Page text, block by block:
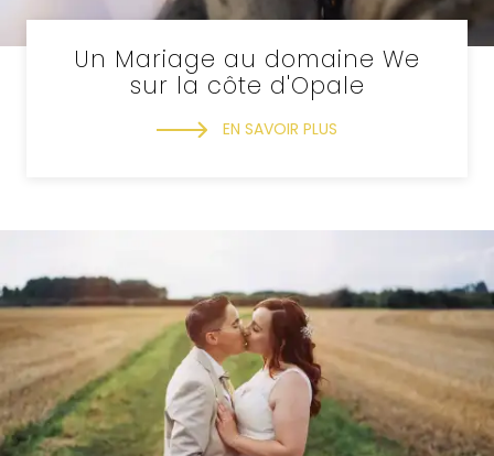
Un Mariage au domaine We
sur la côte d'Opale
EN SAVOIR PLUS